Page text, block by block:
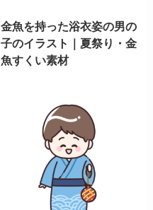
金魚を持った浴衣姿の男の
子のイラスト｜夏祭り・金
魚すくい素材